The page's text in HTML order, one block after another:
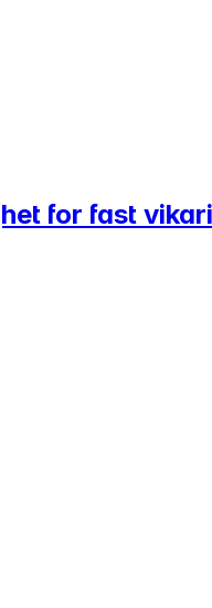
for fast